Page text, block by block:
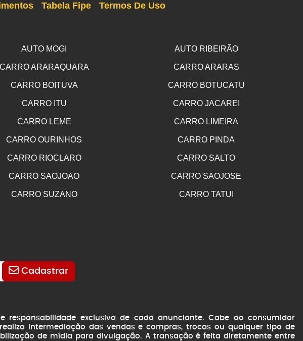
Tabela Fipe Termos De Uso
AUTO MOGI AUTO RIBEIRÃO
CARRO ARARAQUARA CARRO ARARAS
CARRO BOITUVA CARRO BOTUCATU
CARRO ITU CARRO JACAREI
CARRO LEME CARRO LIMEIRA
CARRO OURINHOS CARRO PINDA
CARRO RIOCLARO CARRO SALTO
CARRO SAOJOAO CARRO SAOJOSE
CARRO SUZANO CARRO TATUI
Cadastrar
responsabilidade exclusiva de cada anunciante. Cabe ao consumidor
intermediação das vendas e compras, trocas ou qualquer tipo de
de mídia para divulgação. A transação é feita diretamente entre